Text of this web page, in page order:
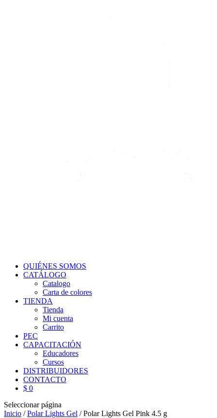
QUIÉNES SOMOS
CATÁLOGO
Catalogo
Carta de colores
TIENDA
Tienda
Mi cuenta
Carrito
PEC
CAPACITACIÓN
Educadores
Cursos
DISTRIBUIDORES
CONTACTO
$ 0
Seleccionar página
Inicio /Polar Lights Gel / Polar Lights Gel Pink 4.5 g